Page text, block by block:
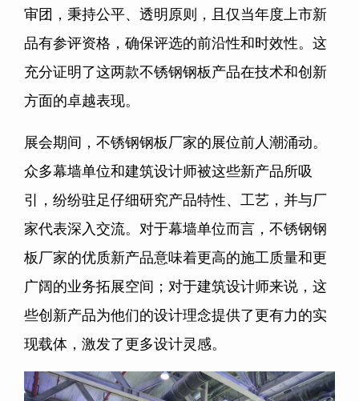
审团，秉持公平、透明原则，且仅当年度上市新
品有参评资格，确保评选的前沿性和时效性。这
充分证明了这两款不锈钢钢板产品在技术和创新
方面的卓越表现。
展会期间，不锈钢钢板厂家的展位前人潮涌动。
众多幕墙单位和建筑设计师被这些新产品所吸
引，纷纷驻足仔细研究产品特性、工艺，并与厂
家代表深入交流。对于幕墙单位而言，不锈钢钢
板厂家的优质新产品意味着更高的施工质量和更
广阔的业务拓展空间；对于建筑设计师来说，这
些创新产品为他们的设计理念提供了更有力的实
现载体，激发了更多设计灵感。